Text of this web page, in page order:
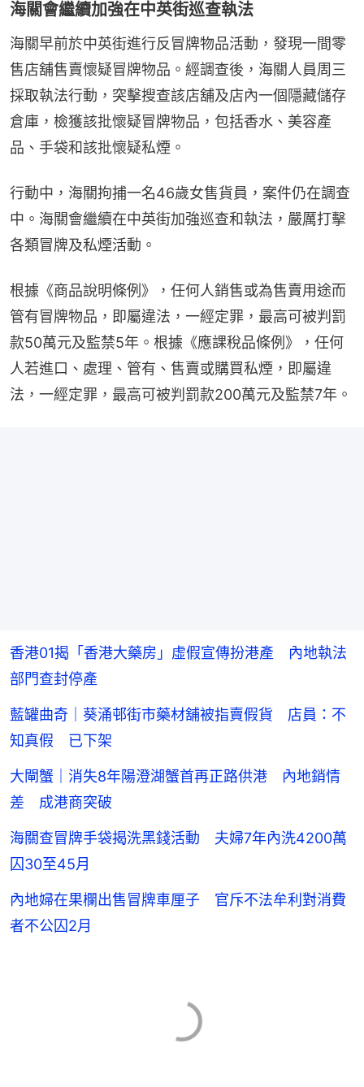
海關會繼續加強在中英街巡查執法
海關早前於中英街進行反冒牌物品活動，發現一間零
售店舖售賣懷疑冒牌物品。經調查後，海關人員周三
採取執法行動，突擊搜查該店舖及店內一個隱藏儲存
倉庫，檢獲該批懷疑冒牌物品，包括香水、美容產
品、手袋和該批懷疑私煙。
行動中，海關拘捕一名46歲女售貨員，案件仍在調查
中。海關會繼續在中英街加強巡查和執法，嚴厲打擊
各類冒牌及私煙活動。
根據《商品說明條例》，任何人銷售或為售賣用途而
管有冒牌物品，即屬違法，一經定罪，最高可被判罰
款50萬元及監禁5年。根據《應課稅品條例》，任何
人若進口、處理、管有、售賣或購買私煙，即屬違
法，一經定罪，最高可被判罰款200萬元及監禁7年。
香港01揭「香港大藥房」虛假宣傳扮港產 內地執法
部門查封停產
藍罐曲奇｜葵涌邨街市藥材舖被指賣假貨 店員：不
知真假 已下架
大閘蟹｜消失8年陽澄湖蟹首再正路供港 內地銷情
差 成港商突破
海關查冒牌手袋揭洗黑錢活動 夫婦7年內洗4200萬
囚30至45月
內地婦在果欄出售冒牌車厘子 官斥不法牟利對消費
者不公囚2月